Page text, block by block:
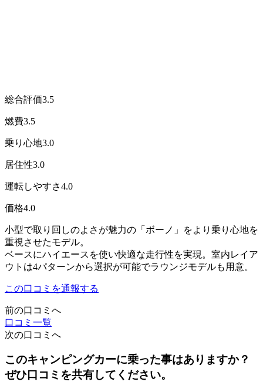
総合評価3.5
燃費3.5
乗り心地3.0
居住性3.0
運転しやすさ4.0
価格4.0
小型で取り回しのよさが魅力の「ボーノ」をより乗り心地を
重視させたモデル。
ベースにハイエースを使い快適な走行性を実現。室内レイア
ウトは4パターンから選択が可能でラウンジモデルも用意。
この口コミを通報する
前の口コミへ
口コミ一覧
次の口コミへ
このキャンピングカーに乗った事はありますか？
ぜひ口コミを共有してください。